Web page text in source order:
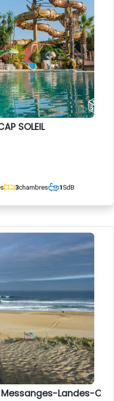
SOLEIL
3chambres 1SdB
Landes-